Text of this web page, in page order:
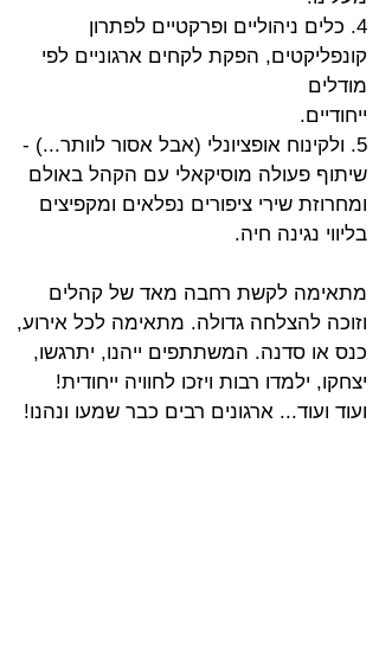
4. כלים ניהוליים ופרקטיים לפתרון
קונפליקטים, הפקת לקחים ארגוניים לפי
מודלים
ייחודיים.
5. ולקינוח אופציונלי (אבל אסור לוותר...) -
שיתוף פעולה מוסיקאלי עם הקהל באולם
ומחרוזת שירי ציפורים נפלאים ומקפיצים
בליווי נגינה חיה.
מתאימה לקשת רחבה מאד של קהלים
וזוכה להצלחה גדולה. מתאימה לכל אירוע,
כנס או סדנה. המשתתפים ייהנו, יתרגשו,
יצחקו, ילמדו רבות ויזכו לחוויה ייחודית!
ועוד ועוד... ארגונים רבים כבר שמעו ונהנו!